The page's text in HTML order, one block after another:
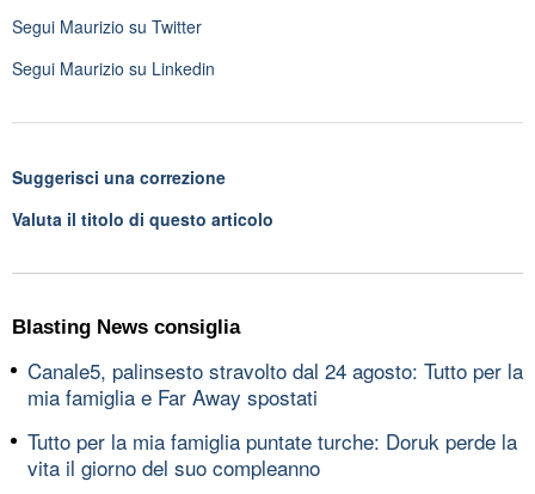
Segui Maurizio su Twitter
Segui Maurizio su Linkedin
Suggerisci una correzione
Valuta il titolo di questo articolo
Blasting News consiglia
Canale5, palinsesto stravolto dal 24 agosto: Tutto per la
mia famiglia e Far Away spostati
Tutto per la mia famiglia puntate turche: Doruk perde la
vita il giorno del suo compleanno